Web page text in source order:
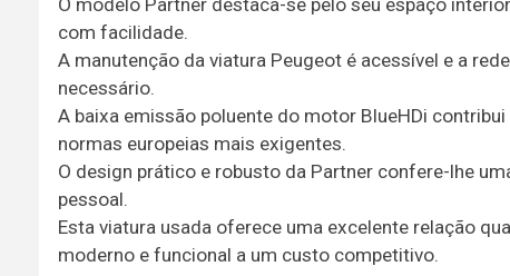
com facilidade.
A manutenção da viatura Peugeot é acessível e a
necessário.
A baixa emissão poluente do motor BlueHDi
normas europeias mais exigentes.
O design prático e robusto da Partner confere-lhe
pessoal.
Esta viatura usada oferece uma excelente relação
moderno e funcional a um custo competitivo.